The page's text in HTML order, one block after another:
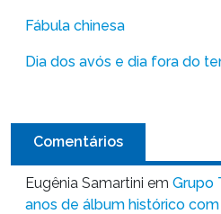
Fábula chinesa
Dia dos avós e dia fora do
Comentários
Eugênia Samartini em Grupo
anos de álbum histórico